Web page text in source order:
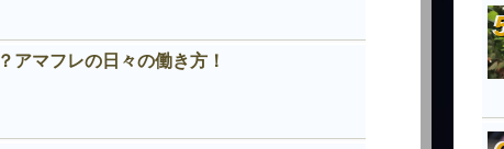
アマフレの日々の働き方！